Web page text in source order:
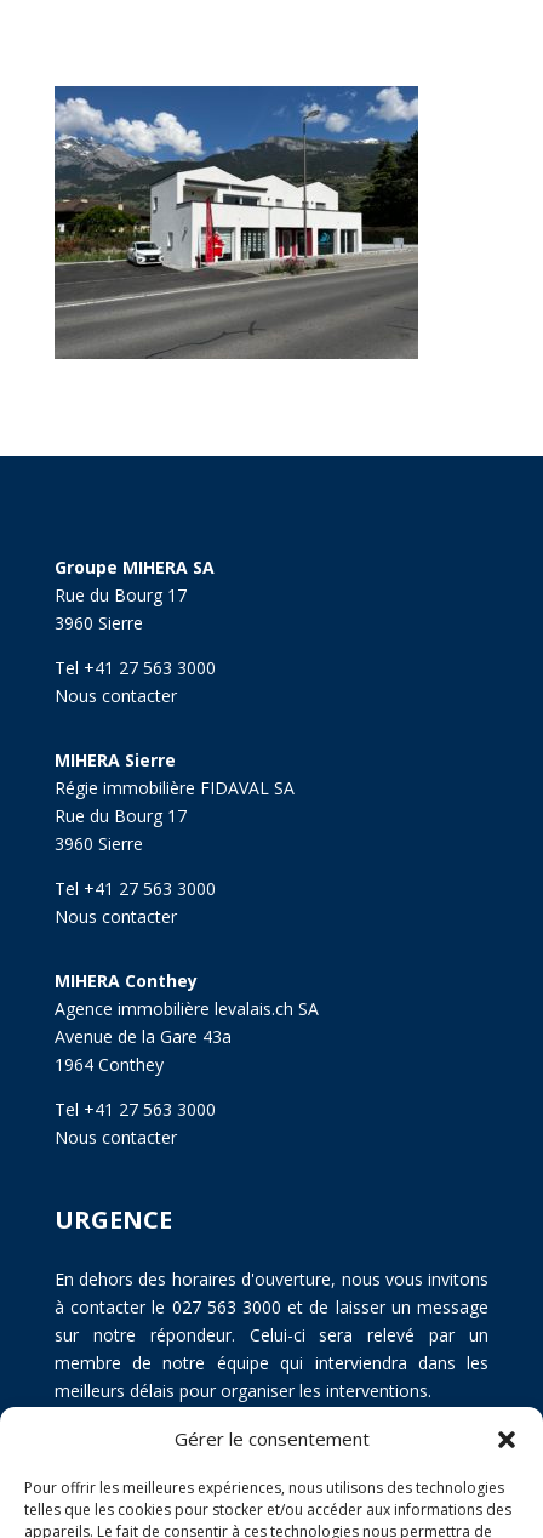
Gérer le consentement
Pour offrir les meilleures expériences, nous utilisons des technologies
telles que les cookies pour stocker et/ou accéder aux informations des
appareils. Le fait de consentir à ces technologies nous permettra de
Groupe MIHERA SA
Rue du Bourg 17
3960 Sierre
Tel +41 27 563 3000
Nous contacter
MIHERA Sierre
Régie immobilière FIDAVAL SA
Rue du Bourg 17
3960 Sierre
Tel +41 27 563 3000
Nous contacter
MIHERA Conthey
Agence immobilière levalais.ch SA
Avenue de la Gare 43a
1964 Conthey
Tel +41 27 563 3000
Nous contacter
URGENCE
En dehors des horaires d'ouverture, nous vous invitons
à contacter le 027 563 3000 et de laisser un message
sur notre répondeur. Celui-ci sera relevé par un
membre de notre équipe qui interviendra dans les
meilleurs délais pour organiser les interventions.